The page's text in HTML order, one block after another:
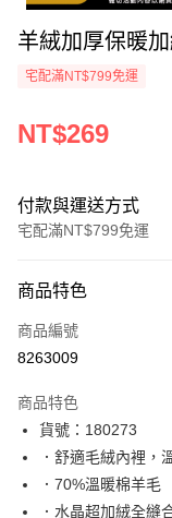
羊絨加厚保暖
宅配滿NT$799免運
NT$269
付款與運送方式
宅配滿NT$799免運
icash Pay
信用卡一次付款
LINE Pay
Apple Pay
街口支付
商品特色
商品編號
8263009
商品特色
貨號：180273
．舒適毛絨內裡，
．70%溫暖棉羊毛
．水晶超加絨全縫